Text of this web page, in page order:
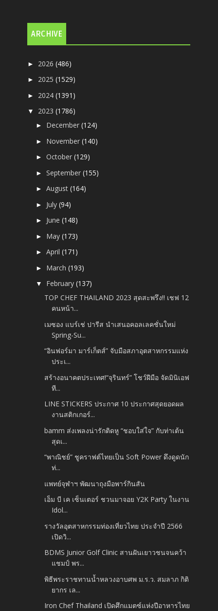
ARCHIVE
► 2026(486)
► 2025(1529)
► 2024(1391)
▼ 2023(1786)
► December(124)
► November(140)
►October(129)
►September(155)
►August(164)
► July(94)
► June(148)
► May(173)
►April(171)
► March(193)
▼ February(137)
TOP CHEF THAILAND 2023 สุดสะพรึง!! เชฟ 12
คนหน้า...
เมซอง แบร์เช่ ปารีส นำเสนอคอลเลคชั่นใหม่
Spring-Su...
“อินฟอร์มา มาร์เก็ตส์” จับมือสภาอุตสาหกรรมแห่ง
ประเ...
สร้างอนาคตประเทศ!“จุรินทร์” โชว์ฝีมือ จัดมินิเอฟ
ที...
LINE STICKERS ประกาศ 10 ประกาศสุดยอดผล
งานสติกเกอร์...
bamm ส่งเพลงน่ารักติดหู “ชอบใส่ใจ” กับท่าเต้น
สุดเ...
“พาณิชย์” ชูคราฟต์ไทยเป็น Soft Power ดึงดูดนัก
ท่...
แพทย์จุฬาฯ พัฒนาถุงมือพาร์กินสัน
เอ็ม บี เค เซ็นเตอร์ ชวนมาจอย Y2K Party ในงาน
Idol...
รางวัลอุตสาหกรรมท่องเที่ยวไทย ประจำปี 2566
เปิดวิ...
BDMS Junior Golf Clinic สานฝันเยาวชนจนคว้า
แชมป์ พร...
พิธีพระราชทานน้ำหลวงอาบศพ ม.ร.ว. สมลาภ กิติ
ยากร เล...
Iron Chef Thailand เปิดศึกแมตซ์แห่งปีอาหารไทย